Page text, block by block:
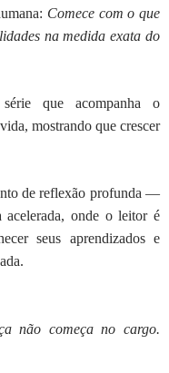
Comece com o que
na medida exata do
que acompanha o
mostrando que crescer
de reflexão profunda —
acelerada, onde o leitor é
seus aprendizados e
não começa no cargo.